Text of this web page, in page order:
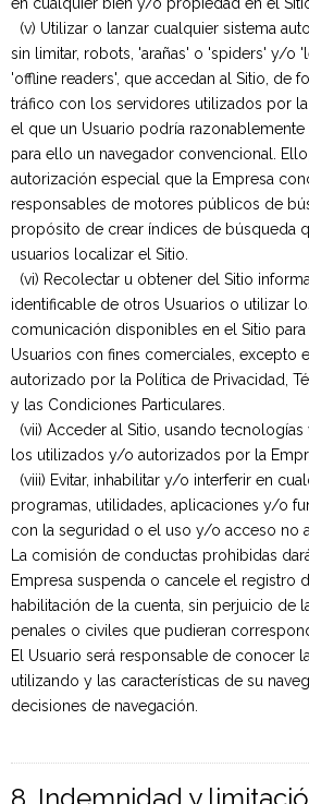
(v) Utilizar o lanzar cualquier sistema
sin limitar, robots, 'arañas' o 'spiders' y/o
'offline readers', que accedan al Sitio, de
tráfico con los servidores utilizados por
el que un Usuario podría
para ello un navegador convencional.
autorización especial que la Empresa
responsables de motores públicos de
propósito de crear índices de búsqueda
usuarios localizar el Sitio.
(vi) Recolectar u obtener del Sitio
identificable de otros Usuarios o utilizar
comunicación disponibles en el Sitio
Usuarios con fines comerciales, excepto
autorizado por la Política de Privacidad,
y las Condiciones Particulares.
(vii) Acceder al Sitio, usando
los utilizados y/o autorizados por la
(viii) Evitar, inhabilitar y/o interferir en
programas, utilidades, aplicaciones y/o
con la seguridad o el uso y/o acceso no
La comisión de conductas prohibidas
Empresa suspenda o cancele el registro
habilitación de la cuenta, sin perjuicio de
penales o civiles que pudieran
El Usuario será responsable de conocer
utilizando y las características de su
decisiones de navegación.